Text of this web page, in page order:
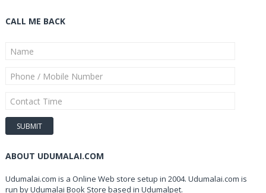
CALL ME BACK
ABOUT UDUMALAI.COM
Udumalai.com is a Online Web store setup in 2004. Udumalai.com is
run by Udumalai Book Store based in Udumalpet.